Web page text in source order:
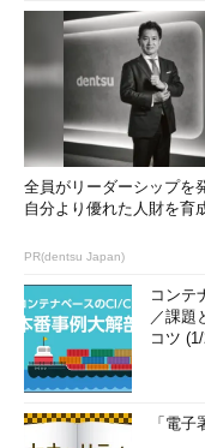
全員がリーダーシップを
自分より優れた人財を育
PR(dentsu Japan)
コンテ
／課題
コツ
「電